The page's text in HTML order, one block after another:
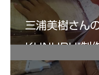
三浦美樹さん
KUNUPU"制